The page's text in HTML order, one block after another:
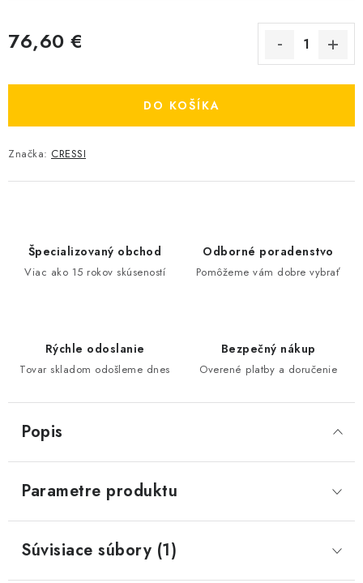
76,60 €
DO KOŠÍKA
Značka: CRESSI
Špecializovaný obchod
Viac ako 15 rokov skúseností
Odborné poradenstvo
Pomôžeme vám dobre vybrať
Rýchle odoslanie
Tovar skladom odošleme dnes
Bezpečný nákup
Overené platby a doručenie
Popis
Parametre produktu
Súvisiace súbory (1)